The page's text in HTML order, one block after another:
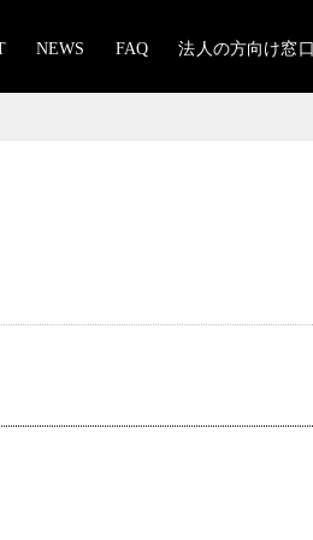
NEWS FAQ 法人の方向け窓口